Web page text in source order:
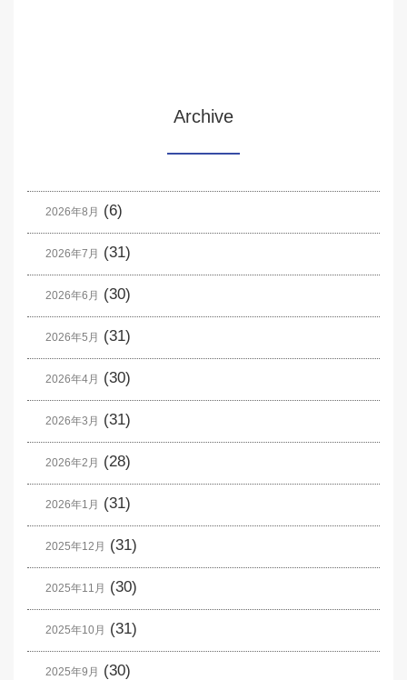
Archive
2026年8月 (6)
2026年7月 (31)
2026年6月 (30)
2026年5月 (31)
2026年4月 (30)
2026年3月 (31)
2026年2月 (28)
2026年1月 (31)
2025年12月 (31)
2025年11月 (30)
2025年10月 (31)
2025年9月 (30)